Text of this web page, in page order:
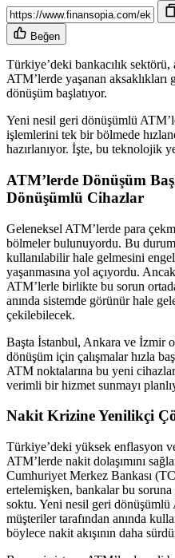
Beğen
Türkiye’deki bankacılık sektörü,
ATM’lerde yaşanan
dönüşüm başlatıyor.
Yeni nesil geri dönüşümlü
işlemlerini tek bir bölmede
hazırlanıyor. İşte, bu teknolojik
ATM’lerde Dönüşüm
Dönüşümlü Cihazlar
Geleneksel ATM’lerde para
bölmeler bulunuyordu. Bu
kullanılabilir hale gelmesini
yaşanmasına yol açıyordu.
ATM’lerle birlikte bu sorun
anında sistemde görünür hale
çekilebilecek.
Başta İstanbul, Ankara ve İzmir
dönüşüm için çalışmalar hızla
ATM noktalarına bu yeni
verimli bir hizmet sunmayı
Nakit Krizine Yenilikçi
Türkiye’deki yüksek enflasyon
ATM’lerde nakit dolaşımını
Cumhuriyet Merkez Bankası
ertelemişken, bankalar bu
soktu. Yeni nesil geri dönüşümlü
müşteriler tarafından anında
böylece nakit akışının daha